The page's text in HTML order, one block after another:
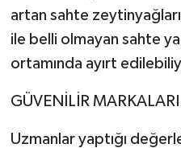
artan sahte
ile belli olmayan sahte
ortamında ayırt
GÜVENİLİR
Uzmanlar yaptığı